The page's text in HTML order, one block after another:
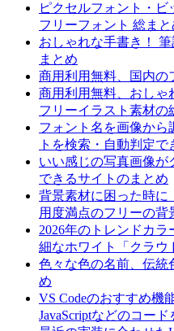
ピクセルフォント・
フリーフォント 総まと
おしゃれな手書き！
まとめ
商用利用無料、国内の
商用利用無料、おしゃ
フリーイラスト素材の
フォント名を画像から
トを検索・自動判定
いい感じの写真画像が
できるサイトのまとめ
背景素材に困った時に
用度満点のフリーの背
2026年のトレンドカ
細なホワイト「クラウ
色々な色の名前、伝統
め
VS Codeのおすすめ機
JavaScriptなどのコー